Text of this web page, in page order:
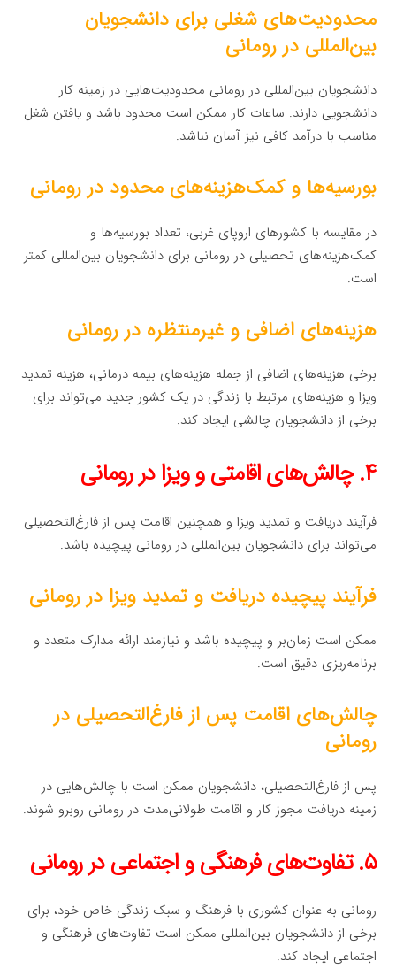
محدودیت‌های شغلی برای دانشجویان
بین‌المللی در رومانی
دانشجویان بین‌المللی در رومانی محدودیت‌هایی در زمینه کار
دانشجویی دارند. ساعات کار ممکن است محدود باشد و یافتن شغل
مناسب با درآمد کافی نیز آسان نباشد.
بورسیه‌ها و کمک‌هزینه‌های محدود در رومانی
در مقایسه با کشورهای اروپای غربی، تعداد بورسیه‌ها و
کمک‌هزینه‌های تحصیلی در رومانی برای دانشجویان بین‌المللی کمتر
است.
هزینه‌های اضافی و غیرمنتظره در رومانی
برخی هزینه‌های اضافی از جمله هزینه‌های بیمه درمانی، هزینه تمدید
ویزا و هزینه‌های مرتبط با زندگی در یک کشور جدید می‌تواند برای
برخی از دانشجویان چالشی ایجاد کند.
۴. چالش‌های اقامتی و ویزا در رومانی
فرآیند دریافت و تمدید ویزا و همچنین اقامت پس از فارغ‌التحصیلی
می‌تواند برای دانشجویان بین‌المللی در رومانی پیچیده باشد.
فرآیند پیچیده دریافت و تمدید ویزا در رومانی
ممکن است زمان‌بر و پیچیده باشد و نیازمند ارائه مدارک متعدد و
برنامه‌ریزی دقیق است.
چالش‌های اقامت پس از فارغ‌التحصیلی در
رومانی
پس از فارغ‌التحصیلی، دانشجویان ممکن است با چالش‌هایی در
زمینه دریافت مجوز کار و اقامت طولانی‌مدت در رومانی روبرو شوند.
۵. تفاوت‌های فرهنگی و اجتماعی در رومانی
رومانی به عنوان کشوری با فرهنگ و سبک زندگی خاص خود، برای
برخی از دانشجویان بین‌المللی ممکن است تفاوت‌های فرهنگی و
اجتماعی ایجاد کند.